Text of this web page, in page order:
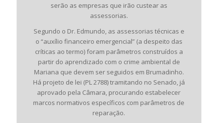
serão as empresas que irão custear as
assessorias.
Segundo o Dr. Edmundo, as assessorias técnicas e
o “auxílio financeiro emergencial” (a despeito das
críticas ao termo) foram parâmetros construídos a
partir do aprendizado com o crime ambiental de
Mariana que devem ser seguidos em Brumadinho.
Há projeto de lei (PL 2788) tramitando no Senado, já
aprovado pela Câmara, procurando estabelecer
marcos normativos específicos com parâmetros de
reparação.